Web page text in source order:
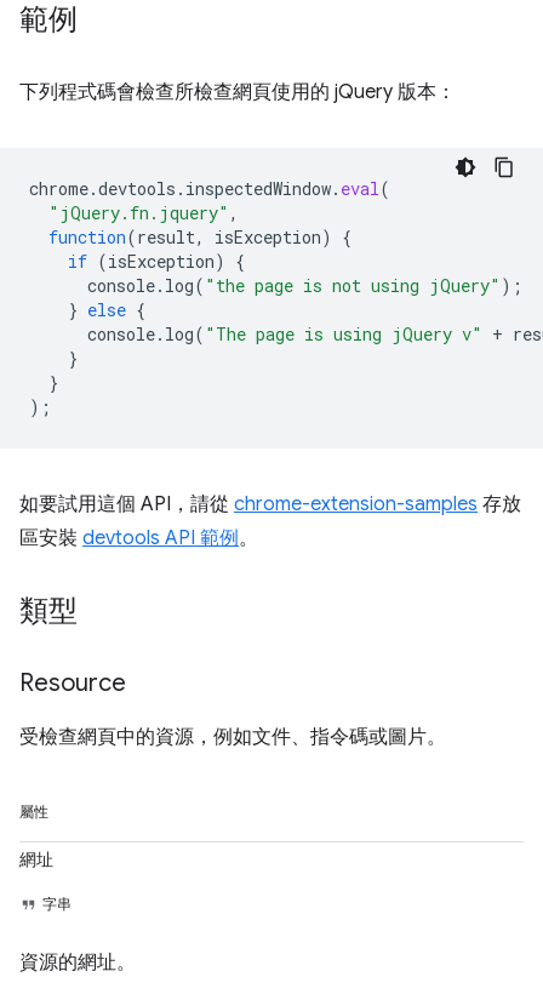
範例
下列程式碼會檢查所檢查網頁使用的 jQuery 版本：
chrome.devtools . inspectedWindow. eval(
"jQuery.fn.jquery" ,
function(result, isException)
{
if (isException)
{
console. log( "the page is not using jQuery" );
} else {
console. log( "The page is using jQuery v" +
}
}
);
如要試用這個 API，請從 chrome-extension-samples 存放
區安裝 devtools API 範例。
類型
Resource
受檢查網頁中的資源，例如文件、指令碼或圖片。
屬性
網址
字串
資源的網址。